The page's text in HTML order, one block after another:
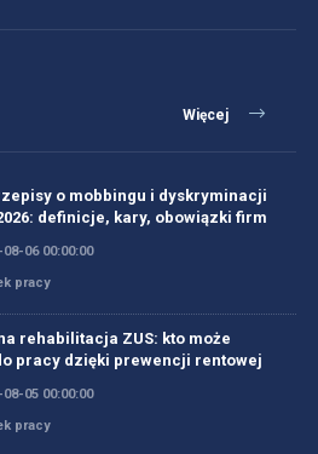
Więcej
o mobbingu i dyskryminacji
definicje, kary, obowiązki firm
08-06 00:00:00
pracy
rehabilitacja ZUS: kto może
pracy dzięki prewencji rentowej
08-05 00:00:00
pracy